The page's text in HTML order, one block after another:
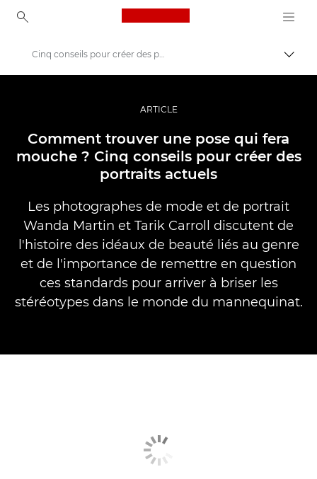
Canon Logo, back to
Vidéo et photographie professionnelles
Histoires
Cinq conseils pour créer des portraits marquants
ARTICLE
Comment trouver une pose qui fera
mouche ? Cinq conseils pour créer des
portraits actuels
Les photographes de mode et de portrait
Wanda Martin et Tarik Carroll discutent de
l'histoire des idéaux de beauté liés au genre
et de l'importance de remettre en question
ces standards pour arriver à briser les
stéréotypes dans le monde du mannequinat.